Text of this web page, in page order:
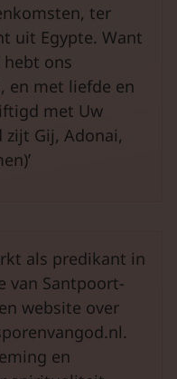
ter
uit Egypte. Want
ons
en met liefde en
met Uw
zijt Gij, Adonai,
als predikant in
van Santpoort-
website over
en